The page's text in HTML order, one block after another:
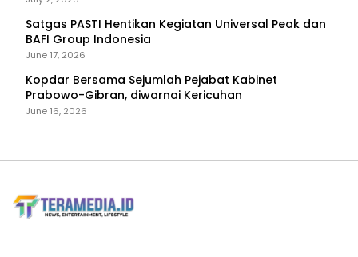
Satgas PASTI Hentikan Kegiatan Universal Peak dan
BAFI Group Indonesia
June 17, 2026
Kopdar Bersama Sejumlah Pejabat Kabinet
Prabowo-Gibran, diwarnai Kericuhan
June 16, 2026